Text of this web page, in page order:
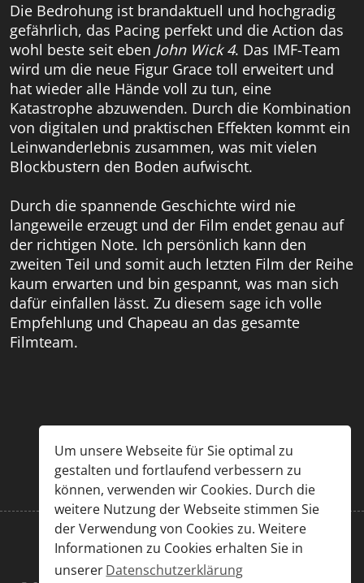
Um unsere Webseite für Sie optimal zu
gestalten und fortlaufend verbessern zu
können, verwenden wir Cookies. Durch die
weitere Nutzung der Webseite stimmen Sie
der Verwendung von Cookies zu. Weitere
Informationen zu Cookies erhalten Sie in
unsererDatenschutzerklärung
Die Bedrohung ist brandaktuell und hochgradig
gefährlich, das Pacing perfekt und die Action das
wohl beste seit eben John Wick 4. Das IMF-Team
wird um die neue Figur Grace toll erweitert und
hat wieder alle Hände voll zu tun, eine
Katastrophe abzuwenden. Durch die Kombination
von digitalen und praktischen Effekten kommt ein
Leinwanderlebnis zusammen, was mit vielen
Blockbustern den Boden aufwischt.
Durch die spannende Geschichte wird nie
langeweile erzeugt und der Film endet genau auf
der richtigen Note. Ich persönlich kann den
zweiten Teil und somit auch letzten Film der Reihe
kaum erwarten und bin gespannt, was man sich
dafür einfallen lässt. Zu diesem sage ich volle
Empfehlung und Chapeau an das gesamte
Filmteam.
Impressum Datenschutz